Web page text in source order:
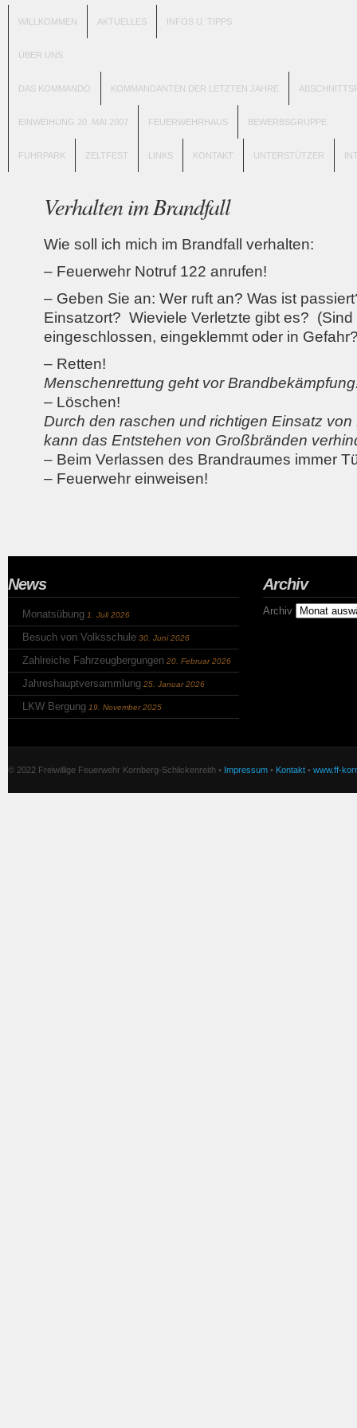
WILLKOMMEN AKTUELLES INFOS U. TIPPS
ÜBER UNS
DAS KOMMANDO KOMMANDANTEN DER LETZTEN JAHRE
EINWEIHUNG 20. MAI 2007 FEUERWEHRHAUS BEWERBSGRUPPE
FUHRPARK ZELTFEST LINKS KONTAKT UNTERSTÜTZER
Verhalten im Brandfall
Wie soll ich mich im Brandfall verhalten:
– Feuerwehr Notruf 122 anrufen!
– Geben Sie an: Wer ruft an? Was ist
Einsatzort? Wieviele Verletzte gibt es? (Sind
eingeschlossen, eingeklemmt oder in
– Retten!
Menschenrettung geht vor
– Löschen!
Durch den raschen und richtigen Einsatz
kann das Entstehen von Großbränden
– Beim Verlassen des Brandraumes immer
– Feuerwehr einweisen!
News
Monatsübung 1. Juli 2026
Besuch von Volksschule 30. Juni 2026
Zahlreiche Fahrzeugbergungen 20. Februar 2026
Jahreshauptversammlung 25. Januar 2026
LKW Bergung 19. November 2025
Archiv
Archiv
© 2022 Freiwillige Feuerwehr Kornberg-Schlickenreith • Impressum • Kontakt • www.ff-